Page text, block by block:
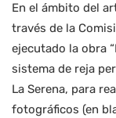
En el ámbito del
través de la
ejecutado la obra
sistema de reja
La Serena, para
fotográficos (en